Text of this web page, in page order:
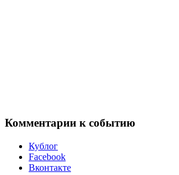
Комментарии к событию
Кублог
Facebook
Вконтакте